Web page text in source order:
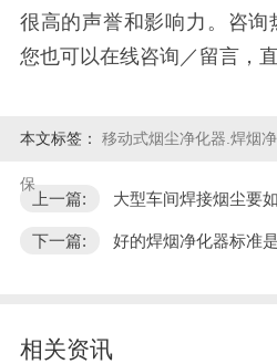
很高的声誉和影响力。咨询
您也可以在线咨询／留言，
本文标签： 移动式烟尘净化器.焊烟
保
上一篇: 大型车间焊接烟尘要
下一篇: 好的焊烟净化器标准
相关资讯